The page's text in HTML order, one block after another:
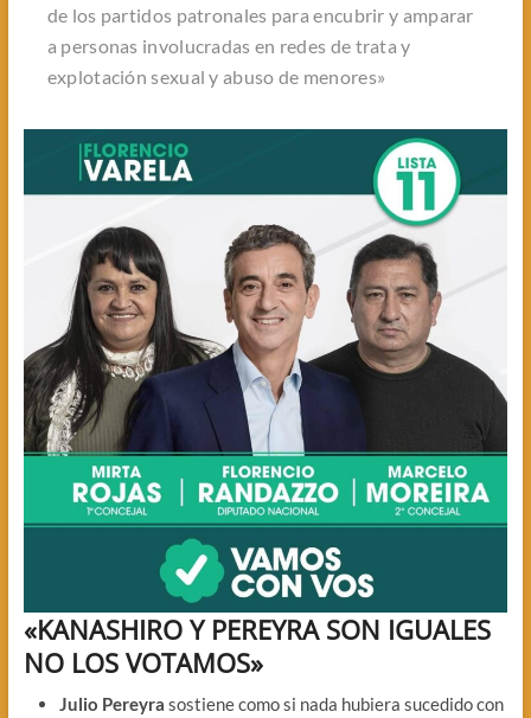
de los partidos patronales para encubrir y amparar
a personas involucradas en redes de trata y
explotación sexual y abuso de menores»
«KANASHIRO Y PEREYRA SON IGUALES
NO LOS VOTAMOS»
Julio Pereyra sostiene como si nada hubiera sucedido con